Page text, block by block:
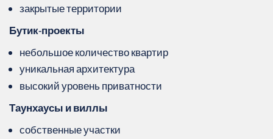
закрытые территории
Бутик‑проекты
небольшое количество квартир
уникальная архитектура
высокий уровень приватности
Таунхаусы и виллы
собственные участки